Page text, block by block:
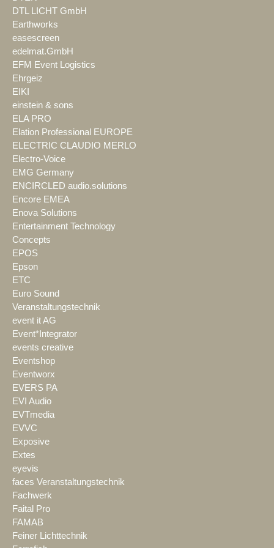
DTL LICHT GmbH
Earthworks
easescreen
edelmat.GmbH
EFM Event Logistics
Ehrgeiz
EIKI
einstein & sons
ELA PRO
Elation Professional EUROPE
ELECTRIC CLAUDIO MERLO
Electro-Voice
EMG Germany
ENCIRCLED audio.solutions
Encore EMEA
Enova Solutions
Entertainment Technology
Concepts
EPOS
Epson
ETC
Euro Sound
Veranstaltungstechnik
event it AG
Event*Integrator
events creative
Eventshop
Eventworx
EVERS PA
EVI Audio
EVTmedia
EVVC
Exposive
Extes
eyevis
faces Veranstaltungstechnik
Fachwerk
Faital Pro
FAMAB
Feiner Lichttechnik